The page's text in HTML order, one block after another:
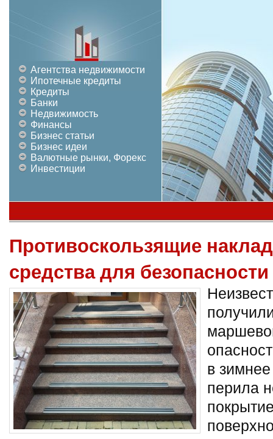
Агентства недвижимости
Ипотечные кредиты
Кредиты
Банки
Недвижимость
Финансы
Бизнес статьи
Бизнес идеи
Валютные рынки, Форекс
Инвестиции
Противоскользящие
средства для
в
перила